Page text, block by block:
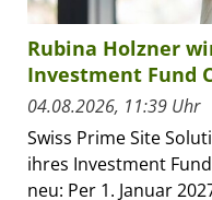
Rubina Holzner
Investment Fund
04.08.2026, 11:39 Uhr
Swiss Prime Site
ihres Investment
neu: Per 1. Januar